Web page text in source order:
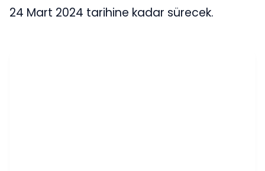
24 Mart 2024 tarihine kadar sürecek.